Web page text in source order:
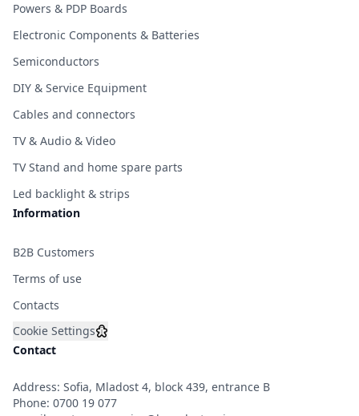
Powers & PDP Boards
Electronic Components & Batteries
Semiconductors
DIY & Service Equipment
Cables and connectors
TV & Audio & Video
TV Stand and home spare parts
Led backlight & strips
Information
B2B Customers
Terms of use
Contacts
Cookie Settings
Contact
Address: Sofia, Mladost 4, block 439, entrance B
Phone: 0700 19 077